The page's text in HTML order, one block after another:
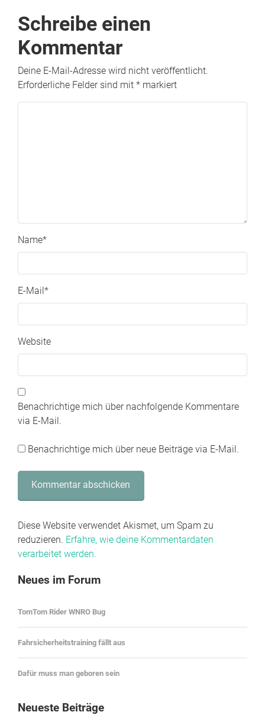
Schreibe einen
Kommentar
Deine E-Mail-Adresse wird nicht veröffentlicht.
Erforderliche Felder sind mit * markiert
Name*
E-Mail *
Website
Benachrichtige mich über nachfolgende Kommentare
via E-Mail.
Benachrichtige mich über neue Beiträge via E-Mail.
Diese Website verwendet Akismet, um Spam zu
reduzieren. Erfahre, wie deine Kommentardaten
verarbeitet werden.
Neues im Forum
TomTom Rider WNRO Bug
Fahrsicherheitstraining fällt aus
Dafür muss man geboren sein
Neueste Beiträge